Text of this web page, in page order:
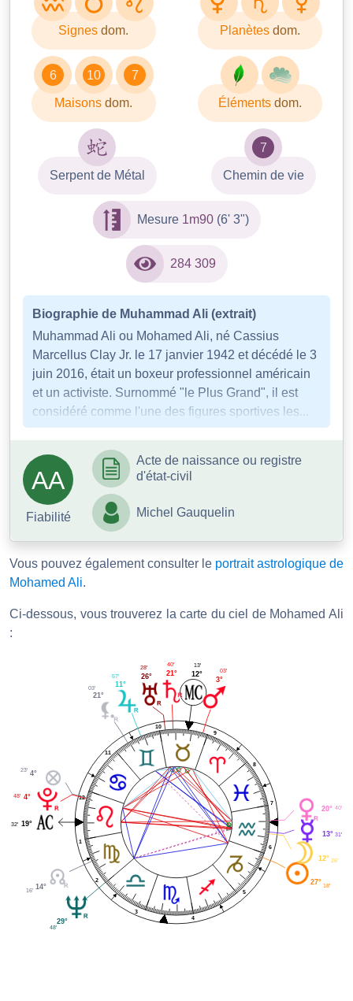
Signes dom. Planètes dom.
6 10 7
Maisons dom. Éléments dom.
Serpent de Métal
7
Chemin de vie
Mesure 1m90(6' 3")
284 309
Biographie de Muhammad Ali (extrait)
Muhammad Ali ou Mohamed Ali, né Cassius
Marcellus Clay Jr. le 17 janvier 1942 et décédé le 3
juin 2016, était un boxeur professionnel américain
et un activiste. Surnommé "le Plus Grand", il est
considéré comme l'une des figures sportives les...
AA
Fiabilité
Acte de naissance ou registre
d'état-civil
Michel Gauquelin
Vous pouvez également consulter le portrait astrologique de
Mohamed Ali.
Ci-dessous, vous trouverez la carte du ciel de Mohamed Ali
:
1
2
3
4
5
6
7
8
9
10
11
12
20° 40'
3°
03'
12°
13'
21°
40'
26°
28'
11°
57'
21°
03'
4°
23'
4°
48'
19°
32'
14°
16'
29°
48'
27° 18'
12° 26'
13° 31'